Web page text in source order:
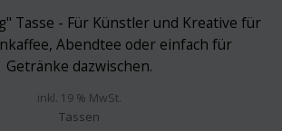
inkl. 19 % MwSt.
Tassen